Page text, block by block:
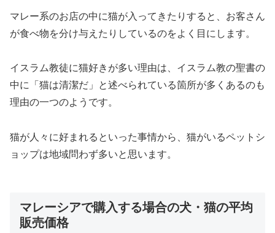
マレー系のお店の中に猫が入ってきたりすると、お客さん
が食べ物を分け与えたりしているのをよく目にします。
イスラム教徒に猫好きが多い理由は、イスラム教の聖書の
中に「猫は清潔だ」と述べられている箇所が多くあるのも
理由の一つのようです。
猫が人々に好まれるといった事情から、猫がいるペットシ
ョップは地域問わず多いと思います。
マレーシアで購入する場合の犬・猫の平均
販売価格